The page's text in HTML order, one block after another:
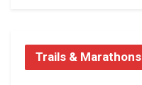
Trails & Marathons